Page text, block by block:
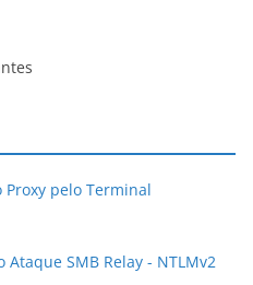
Proxy pelo Terminal
Ataque SMB Relay - NTLMv2